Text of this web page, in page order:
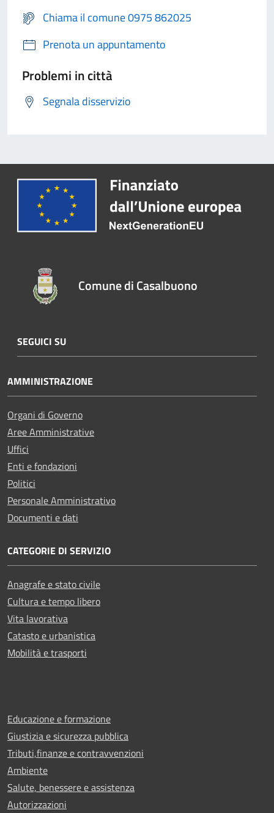
Chiama il comune 0975 862025
Prenota un appuntamento
Problemi in città
Segnala disservizio
Comune di Casalbuono
SEGUICI SU
AMMINISTRAZIONE
Organi di Governo
Aree Amministrative
Uffici
Enti e fondazioni
Politici
Personale Amministrativo
Documenti e dati
CATEGORIE DI SERVIZIO
Anagrafe e stato civile
Cultura e tempo libero
Vita lavorativa
Catasto e urbanistica
Mobilità e trasporti
Educazione e formazione
Giustizia e sicurezza pubblica
Tributi,finanze e contravvenzioni
Ambiente
Salute, benessere e assistenza
Autorizzazioni